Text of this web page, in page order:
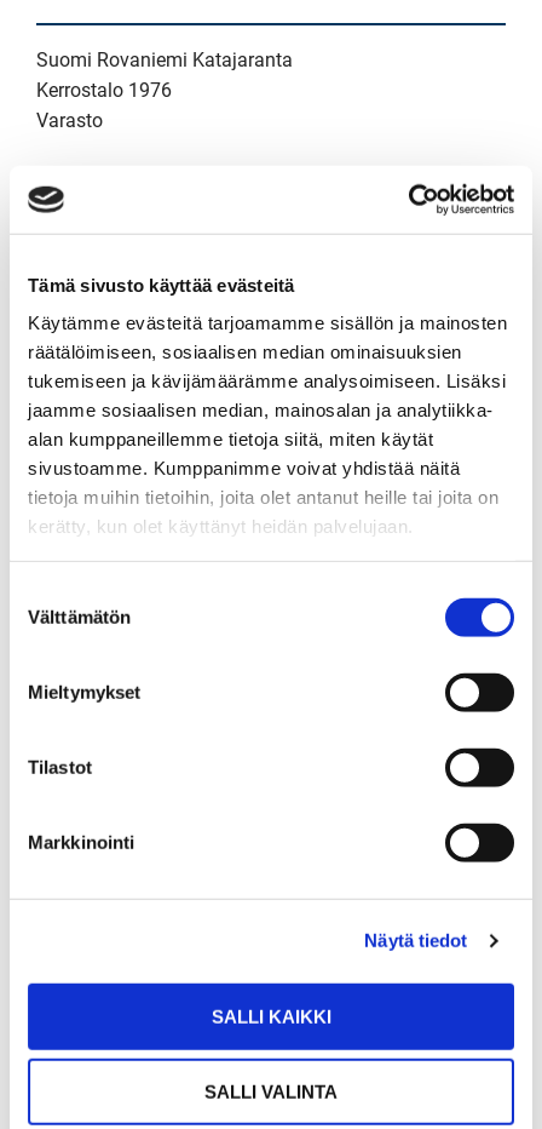
Tämä sivusto käyttää evästeitä
Käytämme evästeitä tarjoamamme sisällön ja mainosten
räätälöimiseen, sosiaalisen median ominaisuuksien
tukemiseen ja kävijämäärämme analysoimiseen. Lisäksi
jaamme sosiaalisen median, mainosalan ja analytiikka-
alan kumppaneillemme tietoja siitä, miten käytät
sivustoamme. Kumppanimme voivat yhdistää näitä
tietoja muihin tietoihin, joita olet antanut heille tai joita on
kerätty, kun olet käyttänyt heidän palvelujaan.
valinta
Välttämätön
Mieltymykset
Tilastot
Markkinointi
Näytä tiedot
SALLI KAIKKI
SALLI VALINTA
Suomi Rovaniemi Katajaranta
Kerrostalo 1976
Varasto
VALTAKATU 35
195 000 €
Suomi Rovaniemi Keskusta
Kerrostalo 2019
3h+kt+parv
KARHUNKAATAJANTIE 11
69 000 € 39 m²
2h+kk
148 900 € 80,5 m²